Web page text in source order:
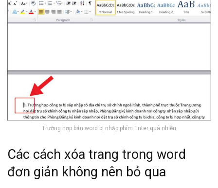
Trường hợp bản word bị nhập phím Enter quá nhiều
Các cách xóa trang trong word
đơn giản không nên bỏ qua